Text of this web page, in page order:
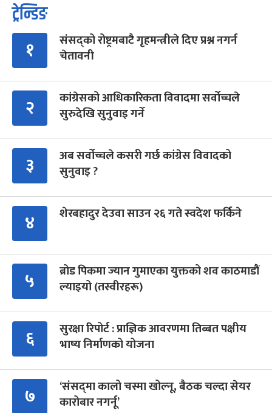
ट्रेन्डिङ
१
संसद्को रोष्ट्रमबाटै गृहमन्त्रीले दिए प्रश्न नगर्न
चेतावनी
२
कांग्रेसको आधिकारिकता विवादमा सर्वोच्चले
सुरुदेखि सुनुवाइ गर्ने
३
अब सर्वोच्चले कसरी गर्छ कांग्रेस विवादको
सुनुवाइ ?
४ शेरबहादुर देउवा साउन २६ गते स्वदेश फर्किने
५
ब्रोड पिकमा ज्यान गुमाएका युक्तको शव काठमाडौं
ल्याइयो (तस्वीरहरू)
६
सुरक्षा रिपोर्ट : प्राज्ञिक आवरणमा तिब्बत पक्षीय
भाष्य निर्माणको योजना
७
‘संसद्‍मा कालो चस्मा खोल्नू, बैठक चल्दा सेयर
कारोबार नगर्नू’